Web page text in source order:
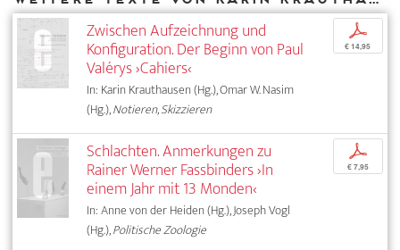
Zwischen Aufzeichnung und
Konfiguration. Der Beginn von Paul
Valérys ›Cahiers‹
In: Karin Krauthausen (Hg.), Omar W. Nasim
(Hg.),Notieren, Skizzieren
p
€ 14,95
Schlachten. Anmerkungen zu
Rainer Werner Fassbinders ›In
einem Jahr mit 13 Monden‹
In: Anne von der Heiden (Hg.), Joseph Vogl
(Hg.),Politische Zoologie
p
€ 7,95